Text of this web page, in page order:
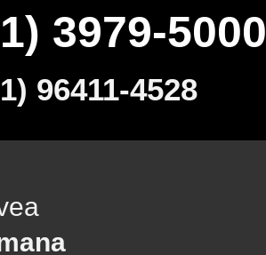
3979-5000
96411-4528